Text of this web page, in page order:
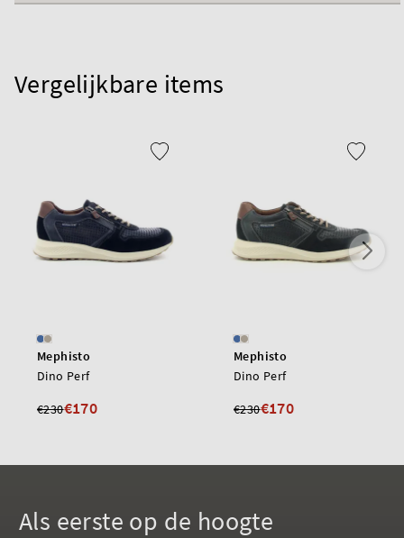
Vergelijkbare items
Mephisto
Dino Perf
€230€170
Mephisto
Dino Perf
€230€170
Als eerste op de hoogte